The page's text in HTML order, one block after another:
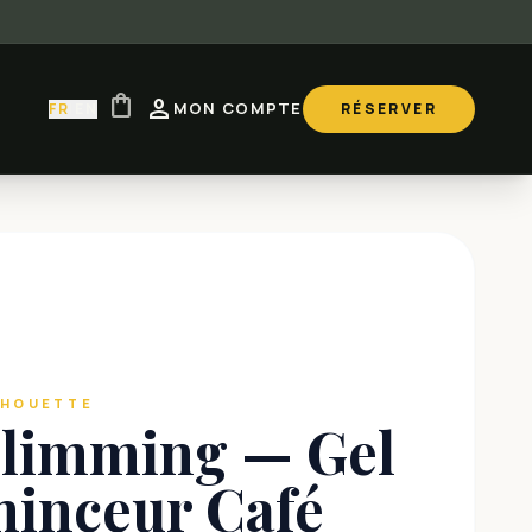
FR shopping_bag person MON COMPTE RÉSERVER
— Gel
Café